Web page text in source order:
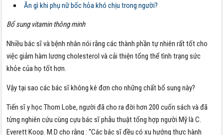
Ăn gì khi phụ nữ bốc hỏa khó chịu trong người?
Bổ sung vitamin thông minh
Nhiều bác sĩ và bệnh nhân nói rằng các thành phần tự nhiên rất tốt cho
việc giảm hàm lương cholesterol và cải thiện tổng thể tình trạng sức
khỏe của họ tốt hơn.
Vậy tại sao các bác sĩ không kê đơn cho những chất bổ sung này?
Tiến sĩ y học Thom Lobe, người đã cho ra đời hơn 200 cuốn sách và đã
từng nghiên cứu cùng cựu bác sĩ phẫu thuật tổng hợp người Mỹ là C.
Everett Koop. M.D cho rằng : “Các bác sĩ đều có xu hướng thực hành